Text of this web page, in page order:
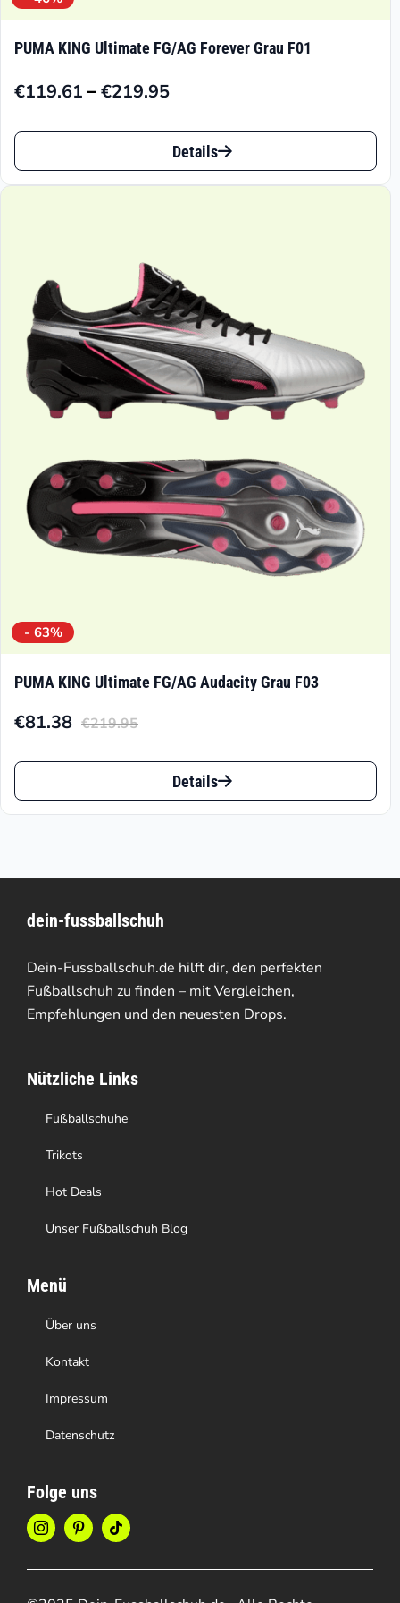
PUMA KING Ultimate FG/AG Forever Grau F01
€119.61 –€219.95
Preisspanne:
€119.61
€219.95
Dieses
Produkt
auf.
Die
Optionen
können
Produktseite
gewählt
werden
Details
- 63%
PUMA KING Ultimate FG/AG Audacity Grau F03
€219.95
Ursprünglicher
Preis
€219.95
€81.38
Aktueller
Preis
€81.38.
Dieses
Produkt
auf.
Die
Optionen
können
der
Produktseite
gewählt
werden
Details
dein-fussballschuh
Dein-Fussballschuh.de hilft dir, den perfekten
Fußballschuh zu finden – mit Vergleichen,
Empfehlungen und den neuesten Drops.
Nützliche Links
Fußballschuhe
Trikots
Hot Deals
Unser Fußballschuh Blog
Menü
Über uns
Kontakt
Impressum
Datenschutz
Folge uns